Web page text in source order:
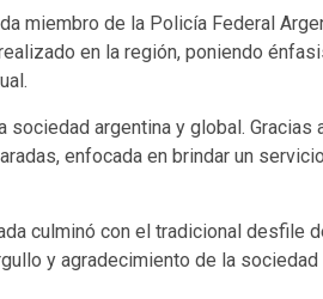
miembro de la Policía Federal
en la región, poniendo
argentina y global. Gracias
enfocada en brindar un
culminó con el tradicional desfile
y agradecimiento de la sociedad